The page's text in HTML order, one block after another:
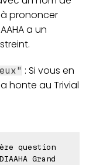
prononcer
a un
: Si vous en
honte au Trivial
question
Grand